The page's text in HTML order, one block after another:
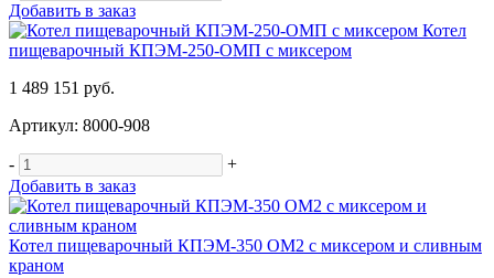
Добавить в заказ
Котел
пищеварочный КПЭМ-250-ОМП с миксером
1 489 151 руб.
Артикул: 8000-908
-
+
Добавить в заказ
Котел пищеварочный КПЭМ-350 ОМ2 с миксером и сливным
краном